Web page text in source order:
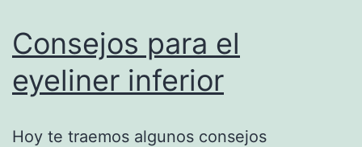
Consejos para el
eyeliner inferior
Hoy te traemos algunos consejos